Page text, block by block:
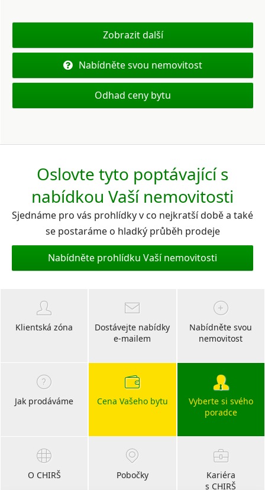
Zobrazit další
Nabídněte svou nemovitost
Odhad ceny bytu
Oslovte tyto poptávající s
nabídkou Vaší nemovitosti
Sjednáme pro vás prohlídky v co nejkratší době a také
se postaráme o hladký průběh prodeje
Nabídněte prohlídku Vaší nemovitosti
Klientská zóna
Dostávejte nabídky
e-mailem
Nabídněte svou
nemovitost
Jak prodáváme Cena Vašeho bytu
Vyberte si svého
poradce
O CHIRŠ Pobočky
Kariéra
s CHIRŠ